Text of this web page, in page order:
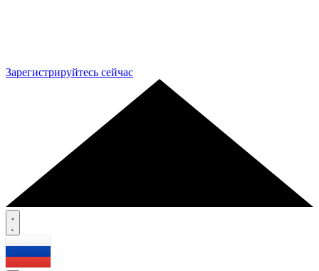
Зарегистрируйтесь сейчас